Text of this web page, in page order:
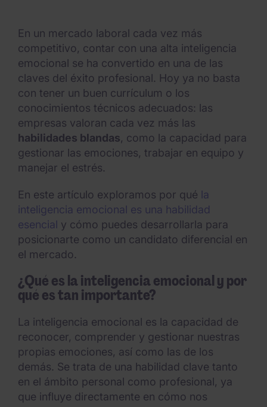
En un mercado laboral cada vez más
competitivo, contar con una alta inteligencia
emocional se ha convertido en una de las
claves del éxito profesional. Hoy ya no basta
con tener un buen currículum o los
conocimientos técnicos adecuados: las
empresas valoran cada vez más las
habilidades blandas, como la capacidad para
gestionar las emociones, trabajar en equipo y
manejar el estrés.
En este artículo exploramos por qué la
inteligencia emocional es una habilidad
esencial y cómo puedes desarrollarla para
posicionarte como un candidato diferencial en
el mercado.
¿Qué es la inteligencia emocional y por
qué es tan importante?
La inteligencia emocional es la capacidad de
reconocer, comprender y gestionar nuestras
propias emociones, así como las de los
demás. Se trata de una habilidad clave tanto
en el ámbito personal como profesional, ya
que influye directamente en cómo nos